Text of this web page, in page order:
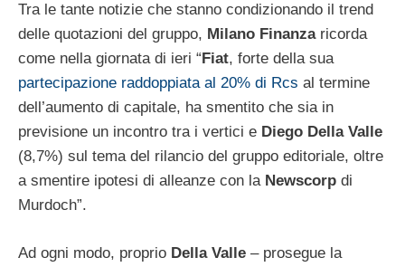
Tra le tante notizie che stanno condizionando il trend
delle quotazioni del gruppo, Milano Finanzaricorda
come nella giornata di ieri “ Fiat, forte della sua
partecipazione raddoppiata al 20% di Rcs al termine
dell’aumento di capitale, ha smentito che sia in
previsione un incontro tra i vertici e Diego Della Valle
(8,7%) sul tema del rilancio del gruppo editoriale, oltre
a smentire ipotesi di alleanze con la Newscorp di
Murdoch”.
Ad ogni modo, proprio Della Valle – prosegue la